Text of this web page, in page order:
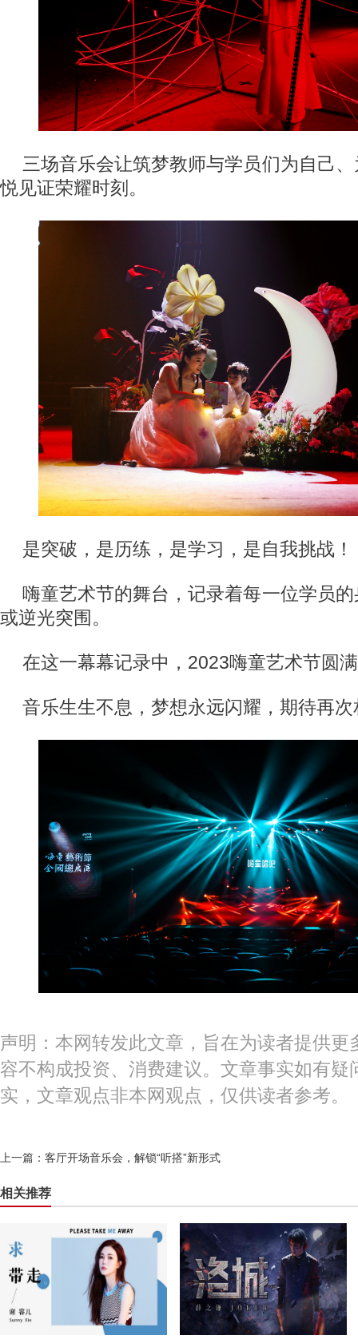
三场音乐会让筑梦教师与学员们为自己
悦见证荣耀时刻。
是突破，是历练，是学习，是自我挑战！
嗨童艺术节的舞台，记录着每一位学员
或逆光突围。
在这一幕幕记录中，2023嗨童艺术节圆
音乐生生不息，梦想永远闪耀，期待再次
声明：本网转发此文章，旨在为读者提供更
容不构成投资、消费建议。文章事实如有疑
实，文章观点非本网观点，仅供读者参考。
上一篇： 客厅开场音乐会，解锁“听搭”新形式
相关推荐